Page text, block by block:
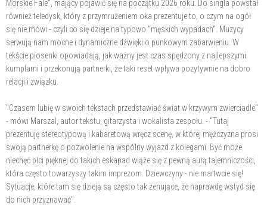
Morskie Fale", mający pojawić się na początku 2026 roku. Do singla powstał
również teledysk, który z przymrużeniem oka prezentuje to, o czym na ogół
się nie mówi - czyli co się dzieje na typowo "męskich wypadach". Muzycy
serwują nam mocne i dynamiczne dźwięki o punkowym zabarwieniu. W
tekście piosenki opowiadają, jak ważny jest czas spędzony z najlepszymi
kumplami i przekonują partnerki, że taki reset wpływa pozytywnie na dobro
relacji i związku.
"Czasem lubię w swoich tekstach przedstawiać świat w krzywym zwierciadle"
- mówi Marszal, autor tekstu, gitarzysta i wokalista zespołu. - "Tutaj
prezentuję stereotypową i kabaretową wręcz scenę, w której mężczyzna prosi
swoją partnerkę o pozwolenie na wspólny wyjazd z kolegami. Być może
niechęć płci pięknej do takich eskapad wiąże się z pewną aurą tajemniczości,
która często towarzyszy takim imprezom. Dziewczyny - nie martwcie się!
Sytuacje, które tam się dzieją są często tak żenujące, że naprawdę wstyd się
do nich przyznawać".